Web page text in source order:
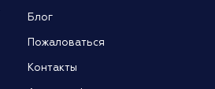
Блог
Пожаловаться
Контакты